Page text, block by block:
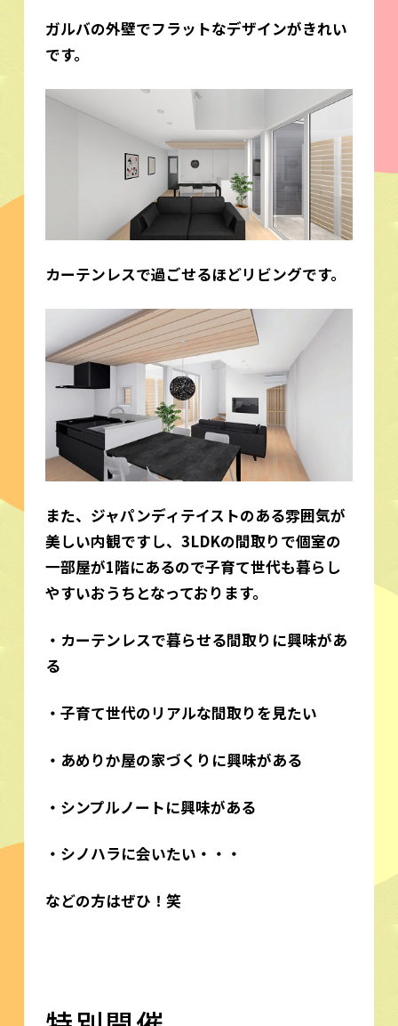
ガルバの外壁でフラットなデザインがきれい
です。
カーテンレスで過ごせるほどリビングです。
また、ジャパンディテイストのある雰囲気が
美しい内観ですし、3LDKの間取りで個室の
一部屋が1階にあるので子育て世代も暮らし
やすいおうちとなっております。
・カーテンレスで暮らせる間取りに興味があ
る
・子育て世代のリアルな間取りを見たい
・あめりか屋の家づくりに興味がある
・シンプルノートに興味がある
・シノハラに会いたい・・・
などの方はぜひ！笑